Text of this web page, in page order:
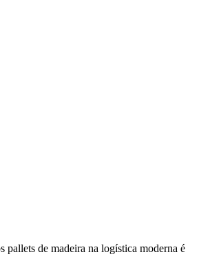
pallets de madeira na logística moderna é